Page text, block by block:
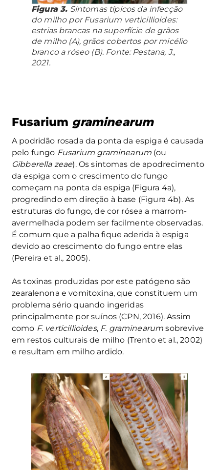
Figura 3. Sintomas típicos da infecção
do milho por Fusarium verticillioides:
estrias brancas na superfície de grãos
de milho (A), grãos cobertos por micélio
branco a róseo (B). Fonte: Pestana, J.,
2021.
Fusarium graminearum
A podridão rosada da ponta da espiga é causada
pelo fungo Fusarium graminearum (ou
Gibberella zeae). Os sintomas de apodrecimento
da espiga com o crescimento do fungo
começam na ponta da espiga (Figura 4a),
progredindo em direção à base (Figura 4b). As
estruturas do fungo, de cor rósea a marrom-
avermelhada podem ser facilmente observadas.
É comum que a palha fique aderida à espiga
devido ao crescimento do fungo entre elas
(Pereira et al., 2005).
As toxinas produzidas por este patógeno são
zearalenona e vomitoxina, que constituem um
problema sério quando ingeridas
principalmente por suínos (CPN, 2016). Assim
como F. verticillioides, F. graminearum sobrevive
em restos culturais de milho (Trento et al., 2002)
e resultam em milho ardido.